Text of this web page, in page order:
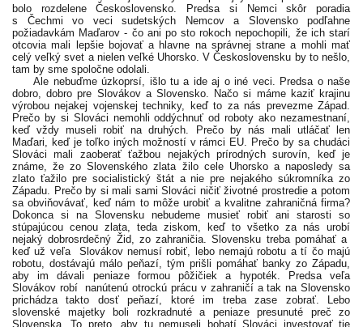
bolo rozdelene Československo. Predsa si Nemci skôr poradia
s Čechmi vo veci sudetských Nemcov a Slovensko podľahne
požiadavkám Maďarov - čo ani po sto rokoch nepochopili, že ich starí
otcovia mali lepšie bojovať a hlavne na správnej strane a mohli mať
celý veľký svet a nielen veľké Uhorsko. V Československu by to nešlo,
tam by sme spoločne odolali.
Ale nebuďme úzkoprsí, išlo tu a ide aj o iné veci. Predsa o naše
dobro, dobro pre Slovákov a Slovensko. Načo si máme kaziť krajinu
výrobou nejakej vojenskej techniky, keď to za nás prevezme Západ.
Prečo by si Slováci nemohli oddýchnuť od roboty ako nezamestnaní,
keď vždy museli robiť na druhých. Prečo by nás mali utláčať len
Maďari, keď je toľko iných možností v rámci EU. Prečo by sa chudáci
Slováci mali zaoberať ťažbou nejakých prírodných surovín, keď je
známe, že zo Slovenského zlata žilo cele Uhorsko a naposledy sa
zlato ťažilo pre socialistický štát a nie pre nejakého súkromníka zo
Západu. Prečo by si mali sami Slováci ničiť životné prostredie a potom
sa obviňovávať, keď nám to môže urobiť a kvalitne zahraničná firma?
Dokonca si na Slovensku nebudeme musieť robiť ani starosti so
stúpajúcou cenou zlata, teda ziskom, keď to všetko za nás urobí
nejaký dobrosrdečný Žid, zo zahraničia. Slovensku treba pomáhať a
keď už veľa Slovákov nemusí robiť, lebo nemajú robotu a tí čo majú
robotu, dostávajú málo peňazí, tým prišli pomáhať banky zo Západu,
aby im dávali peniaze formou pôžičiek a hypoték. Predsa veľa
Slovákov robí nanútenú otrockú prácu v zahraničí a tak na Slovensko
prichádza takto dosť peňazí, ktoré im treba zase zobrať. Lebo
slovenské majetky boli rozkradnuté a peniaze presunuté preč zo
Slovenska. To preto, aby tu nemuseli bohatí Slováci investovať tie